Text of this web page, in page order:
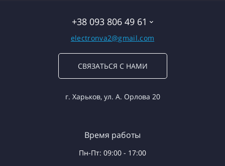
+38 093 806 49 61
electronva2@gmail.com
СВЯЗАТЬСЯ С НАМИ
г. Харьков, ул. А. Орлова 20
Время работы
Пн-Пт: 09:00 - 17:00